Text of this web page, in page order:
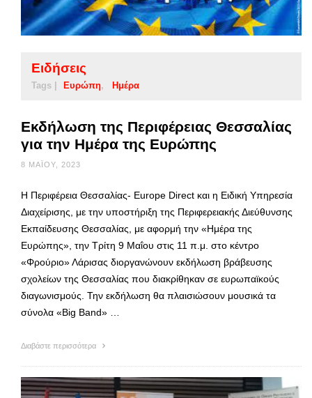
Ειδήσεις
Tags | Ευρώπη Ημέρα
Εκδήλωση της Περιφέρειας Θεσσαλίας
για την Ημέρα της Ευρώπης
8 ΜΑΪ́ΟΥ, 2023
Η Περιφέρεια Θεσσαλίας- Europe Direct και η Ειδική Υπηρεσία
Διαχείρισης, με την υποστήριξη της Περιφερειακής Διεύθυνσης
Εκπαίδευσης Θεσσαλίας, με αφορμή την «Ημέρα της
Ευρώπης», την Τρίτη 9 Μαΐου στις 11 π.μ. στο κέντρο
«Φρούριο» Λάρισας διοργανώνουν εκδήλωση βράβευσης
σχολείων της Θεσσαλίας που διακρίθηκαν σε ευρωπαϊκούς
διαγωνισμούς. Την εκδήλωση θα πλαισιώσουν μουσικά τα
σύνολα «Βig Βand» …
Διαβάστε περισσότερα